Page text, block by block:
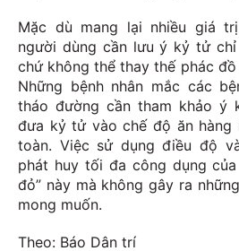
Mặc dù mang lại nhiều giá
người dùng cần lưu ý kỷ tử
chứ không thể thay thế phác
Những bệnh nhân mắc các
tháo đường cần tham khảo ý
đưa kỷ tử vào chế độ ăn hàng
toàn. Việc sử dụng điều độ
phát huy tối đa công dụng
đỏ” này mà không gây ra
mong muốn.
Theo: Báo Dân trí